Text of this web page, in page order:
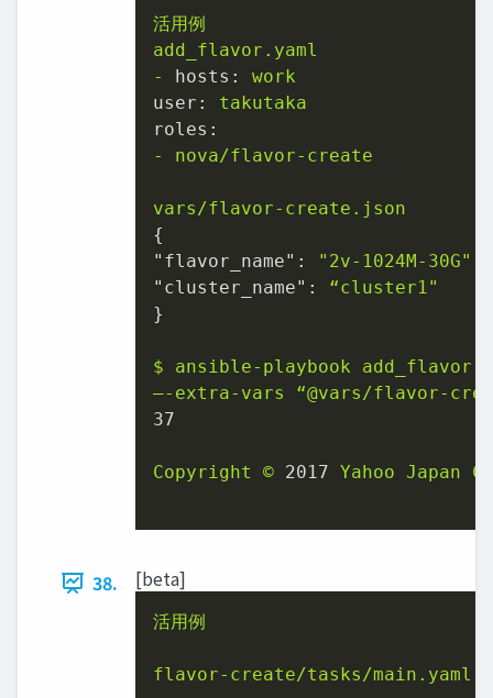
活用例
add_flavor.yaml
-
hosts:
work
user:
takutaka
roles:
-
nova/flavor-create
vars/flavor-create.json
"flavor_name":
"2v-1024M-30G"
"cluster_name":
“cluster1"
}
$ ansible-playbook
–-extra-vars
“@vars/flavor-
37
Copyright © 2017 Yahoo Japan
38. [beta]
活用例
flavor-create/tasks/main.yaml